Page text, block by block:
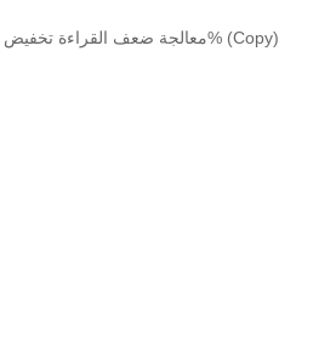
/ معالجة ضعف القراءة تخفيض 50% (Copy)